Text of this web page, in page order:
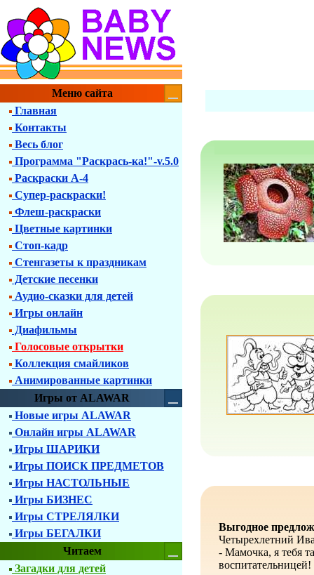
Меню сайта
Главная
Контакты
Весь блог
Программа "Раскрась-ка!"-v.5.0
Раскраски А-4
Супер-раскраски!
Флеш-раскраски
Цветные картинки
Стоп-кадр
Стенгазеты к праздникам
Детские песенки
Аудио-сказки для детей
Игры онлайн
Диафильмы
Голосовые открытки
Коллекция смайликов
Анимированные картинки
Игры от ALAWAR
Новые игры ALAWAR
Онлайн игры ALAWAR
Игры ШАРИКИ
Игры ПОИСК ПРЕДМЕТОВ
Игры НАСТОЛЬНЫЕ
Игры БИЗНЕС
Игры СТРЕЛЯЛКИ
Игры БЕГАЛКИ
Читаем
Загадки для детей
Выгодное
Четырехлетний
- Мамочка, я тебя
воспитательницей!